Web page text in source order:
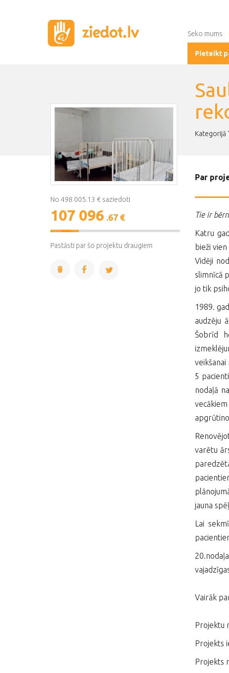
Seko mums
Pieteikt
Kategorijā
No 498 005.13 € saziedoti
107 096 .67 €
22%
Complete
Pastāsti par šo projektu draugiem
Par
Tie ir
Katru
bieži
Vidēji
slimnīcā
jo tik
1989.
audzēju
Šobrīd
5
nodaļā
varētu
jauna
Lai
Vairāk
Projektu
Projekts
Projekts